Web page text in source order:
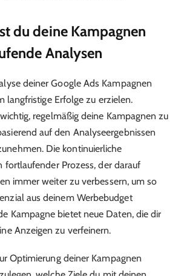
du deine Kampagnen
Analysen
deiner Google Ads Kampagnen
langfristige Erfolge zu erzielen.
regelmäßig deine Kampagnen zu
auf den Analyseergebnissen
Die kontinuierliche
fortlaufender Prozess, der darauf
immer weiter zu verbessern, um so
aus deinem Werbebudget
Kampagne bietet neue Daten, die dir
Anzeigen zu verfeinern.
Optimierung deiner Kampagnen